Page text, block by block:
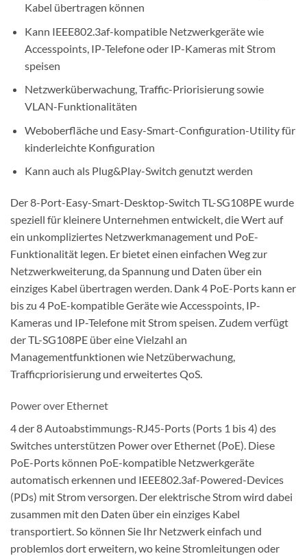
Kabel übertragen können
Kann IEEE802.3af-kompatible Netzwerkgeräte wie
Accesspoints, IP-Telefone oder IP-Kameras mit Strom
speisen
Netzwerküberwachung, Traffic-Priorisierung sowie
VLAN-Funktionalitäten
Weboberfläche und Easy-Smart-Configuration-Utility für
kinderleichte Konfiguration
Kann auch als Plug&Play-Switch genutzt werden
Der 8-Port-Easy-Smart-Desktop-Switch TL-SG108PE wurde
speziell für kleinere Unternehmen entwickelt, die Wert auf
ein unkompliziertes Netzwerkmanagement und PoE-
Funktionalität legen. Er bietet einen einfachen Weg zur
Netzwerkweiterung, da Spannung und Daten über ein
einziges Kabel übertragen werden. Dank 4 PoE-Ports kann er
bis zu 4 PoE-kompatible Geräte wie Accesspoints, IP-
Kameras und IP-Telefone mit Strom speisen. Zudem verfügt
der TL-SG108PE über eine Vielzahl an
Managementfunktionen wie Netzüberwachung,
Trafficpriorisierung und erweitertes QoS.
Power over Ethernet
4 der 8 Autoabstimmungs-RJ45-Ports (Ports 1 bis 4) des
Switches unterstützen Power over Ethernet (PoE). Diese
PoE-Ports können PoE-kompatible Netzwerkgeräte
automatisch erkennen und IEEE802.3af-Powered-Devices
(PDs) mit Strom versorgen. Der elektrische Strom wird dabei
zusammen mit den Daten über ein einziges Kabel
transportiert. So können Sie Ihr Netzwerk einfach und
problemlos dort erweitern, wo keine Stromleitungen oder